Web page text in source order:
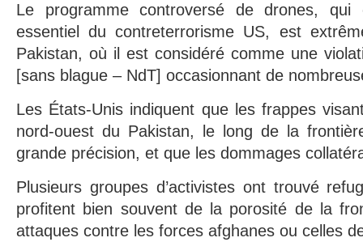
Le programme controversé de drones, qui
essentiel du contreterrorisme US, est
Pakistan, où il est considéré comme une
[sans blague – NdT] occasionnant de
Les États-Unis indiquent que les frappes
nord-ouest du Pakistan, le long de la
grande précision, et que les dommages
Plusieurs groupes d’activistes ont trouvé
profitent bien souvent de la porosité de la
attaques contre les forces afghanes ou celles